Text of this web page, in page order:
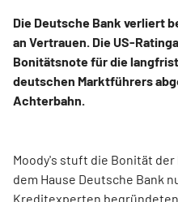
Die Deutsche Bank verliert
an Vertrauen. Die US-
Bonitätsnote für die
deutschen Marktführers
Achterbahn.
Moody's stuft die Bonität
dem Hause Deutsche Bank
Kreditexperten